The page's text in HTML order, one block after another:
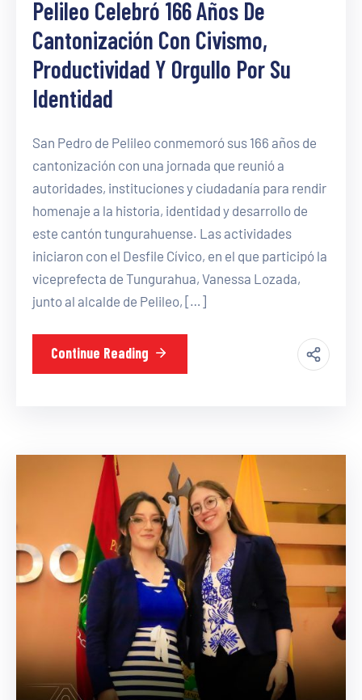
Pelileo Celebró 166 Años De
Cantonización Con Civismo,
Productividad Y Orgullo Por Su
Identidad
San Pedro de Pelileo conmemoró sus 166 años de
cantonización con una jornada que reunió a
autoridades, instituciones y ciudadanía para rendir
homenaje a la historia, identidad y desarrollo de
este cantón tungurahuense. Las actividades
iniciaron con el Desfile Cívico, en el que participó la
viceprefecta de Tungurahua, Vanessa Lozada,
junto al alcalde de Pelileo, […]
Continue Reading